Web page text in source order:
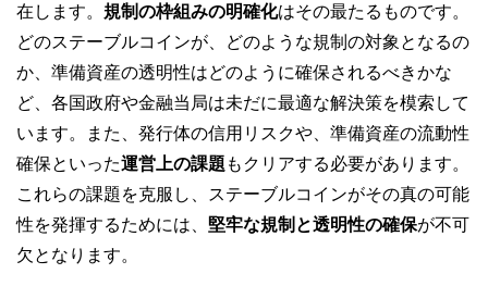
在します。 規制の枠組みの明確化はその最たるものです。
どのステーブルコインが、どのような規制の対象となるの
か、準備資産の透明性はどのように確保されるべきかな
ど、各国政府や金融当局は未だに最適な解決策を模索して
います。また、発行体の信用リスクや、準備資産の流動性
確保といった運営上の課題 もクリアする必要があります。
これらの課題を克服し、ステーブルコインがその真の可能
性を発揮するためには、 堅牢な規制と透明性の確保が不可
欠となります。